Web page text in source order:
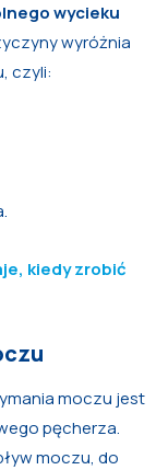
wycieku
wyróżnia
czyli:
kiedy zrobić
moczu jest
pęcherza.
moczu, do